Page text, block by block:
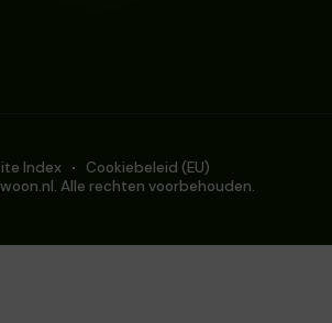
Alle rechten voorbehouden.
Index Cookiebeleid (EU)